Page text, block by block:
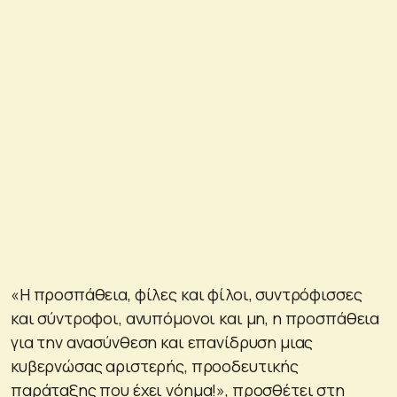
«Η προσπάθεια, φίλες και φίλοι, συντρόφισσες
και σύντροφοι, ανυπόμονοι και μη, η προσπάθεια
για την ανασύνθεση και επανίδρυση μιας
κυβερνώσας αριστερής, προοδευτικής
παράταξης που έχει νόημα!», προσθέτει στη